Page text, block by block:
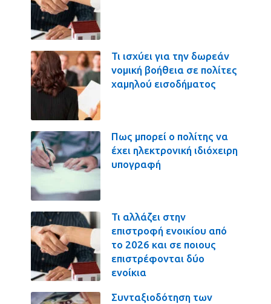
Τι ισχύει για την δωρεάν
νομική βοήθεια σε πολίτες
χαμηλού εισοδήματος
Πως μπορεί ο πολίτης να
έχει ηλεκτρονική ιδιόχειρη
υπογραφή
Τι αλλάζει στην
επιστροφή ενοικίου από
το 2026 και σε ποιους
επιστρέφονται δύο
ενοίκια
Συνταξιοδότηση των